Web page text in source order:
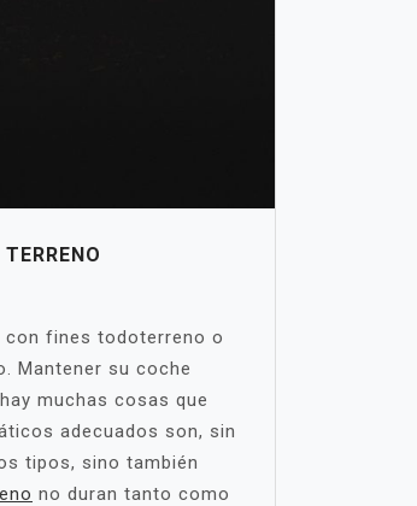
con fines todoterreno o
Mantener su coche
muchas cosas que
adecuados son, sin
tipos, sino también
no duran tanto como